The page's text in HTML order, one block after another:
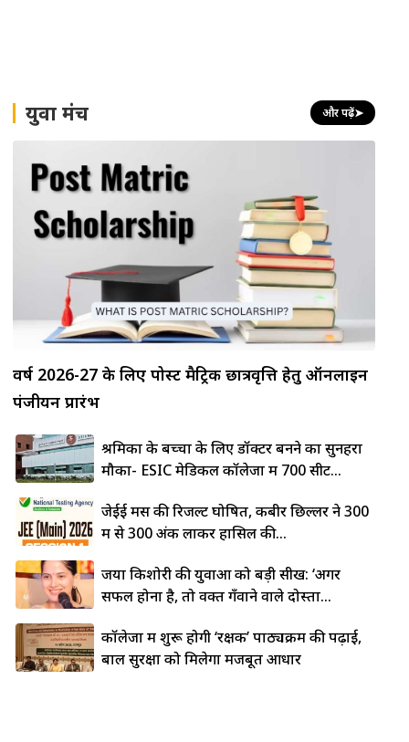
युवा मंच और पढ़ें➤
वर्ष 2026-27 के लिए पोस्ट मैट्रिक छात्रवृत्ति हेतु ऑनलाइन
पंजीयन प्रारंभ
श्रमिकों के बच्चों के लिए डॉक्टर बनने का सुनहरा
मौका- ESIC मेडिकल कॉलेजों में 700 सीटें...
जेईई मेंस की रिजल्ट घोषित, कबीर छिल्लर ने 300
में से 300 अंक लाकर हासिल की...
जया किशोरी की युवाओं को बड़ी सीख: ‘अगर
सफल होना है, तो वक्त गँवाने वाले दोस्तों...
कॉलेजों में शुरू होगी ‘रक्षक’ पाठ्यक्रम की पढ़ाई,
बाल सुरक्षा को मिलेगा मजबूत आधार